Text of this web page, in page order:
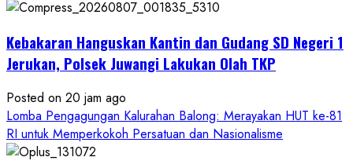
Kebakaran Hanguskan Kantin dan Gudang SD Negeri 1
Jerukan, Polsek Juwangi Lakukan Olah TKP
Posted on 20 jam ago
Lomba Pengagungan Kalurahan Balong: Merayakan HUT ke-81
RI untuk Memperkokoh Persatuan dan Nasionalisme